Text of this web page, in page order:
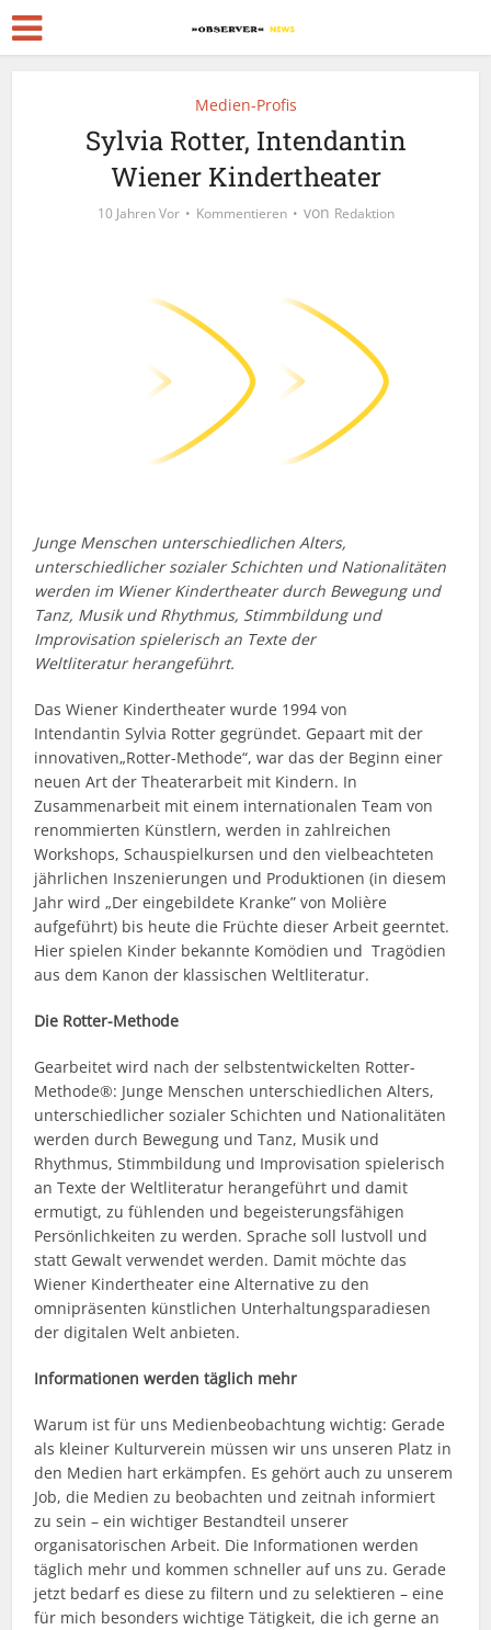
Medien-Profis
Sylvia Rotter, Intendantin
Wiener Kindertheater
10 Jahren Vor Kommentieren von Redaktion
Junge Menschen unterschiedlichen Alters,
unterschiedlicher sozialer Schichten und Nationalitäten
werden im Wiener Kindertheater durch Bewegung und
Tanz, Musik und Rhythmus, Stimmbildung und
Improvisation spielerisch an Texte der
Weltliteratur herangeführt.
Das Wiener Kindertheater wurde 1994 von
Intendantin Sylvia Rotter gegründet. Gepaart mit der
innovativen„Rotter-Methode“, war das der Beginn einer
neuen Art der Theaterarbeit mit Kindern. In
Zusammenarbeit mit einem internationalen Team von
renommierten Künstlern, werden in zahlreichen
Workshops, Schauspielkursen und den vielbeachteten
jährlichen Inszenierungen und Produktionen (in diesem
Jahr wird „Der eingebildete Kranke” von Molière
aufgeführt) bis heute die Früchte dieser Arbeit geerntet.
Hier spielen Kinder bekannte Komödien und Tragödien
aus dem Kanon der klassischen Weltliteratur.
Die Rotter-Methode
Gearbeitet wird nach der selbstentwickelten Rotter-
Methode®: Junge Menschen unterschiedlichen Alters,
unterschiedlicher sozialer Schichten und Nationalitäten
werden durch Bewegung und Tanz, Musik und
Rhythmus, Stimmbildung und Improvisation spielerisch
an Texte der Weltliteratur herangeführt und damit
ermutigt, zu fühlenden und begeisterungsfähigen
Persönlichkeiten zu werden. Sprache soll lustvoll und
statt Gewalt verwendet werden. Damit möchte das
Wiener Kindertheater eine Alternative zu den
omnipräsenten künstlichen Unterhaltungsparadiesen
der digitalen Welt anbieten.
Informationen werden täglich mehr
Warum ist für uns Medienbeobachtung wichtig: Gerade
als kleiner Kulturverein müssen wir uns unseren Platz in
den Medien hart erkämpfen. Es gehört auch zu unserem
Job, die Medien zu beobachten und zeitnah informiert
zu sein – ein wichtiger Bestandteil unserer
organisatorischen Arbeit. Die Informationen werden
täglich mehr und kommen schneller auf uns zu. Gerade
jetzt bedarf es diese zu filtern und zu selektieren – eine
für mich besonders wichtige Tätigkeit, die ich gerne an